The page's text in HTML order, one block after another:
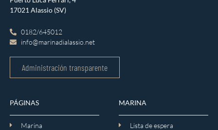
17021 Alassio (SV)
0182/645012
info@marinadialassio.net
Administración transparente
PÁGINAS
Marina
MARINA
Lista de espera